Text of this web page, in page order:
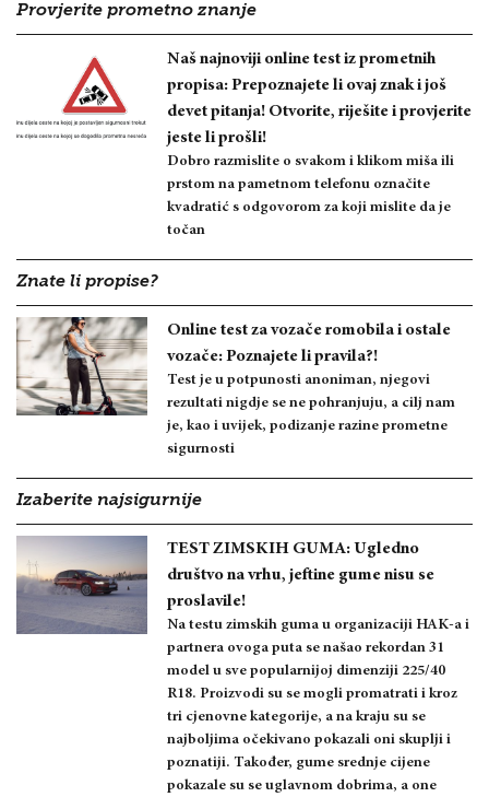
Provjerite prometno znanje
Naš najnoviji online test iz prometnih
propisa: Prepoznajete li ovaj znak i još
devet pitanja! Otvorite, riješite i provjerite
jeste li prošli!
Dobro razmislite o svakom i klikom miša ili
prstom na pametnom telefonu označite
kvadratić s odgovorom za koji mislite da je
točan
Znate li propise?
Online test za vozače romobila i ostale
vozače: Poznajete li pravila?!
Test je u potpunosti anoniman, njegovi
rezultati nigdje se ne pohranjuju, a cilj nam
je, kao i uvijek, podizanje razine prometne
sigurnosti
Izaberite najsigurnije
TEST ZIMSKIH GUMA: Ugledno
društvo na vrhu, jeftine gume nisu se
proslavile!
Na testu zimskih guma u organizaciji HAK-a i
partnera ovoga puta se našao rekordan 31
model u sve popularnijoj dimenziji 225/40
R18. Proizvodi su se mogli promatrati i kroz
tri cjenovne kategorije, a na kraju su se
najboljima očekivano pokazali oni skuplji i
poznatiji. Također, gume srednje cijene
pokazale su se uglavnom dobrima, a one